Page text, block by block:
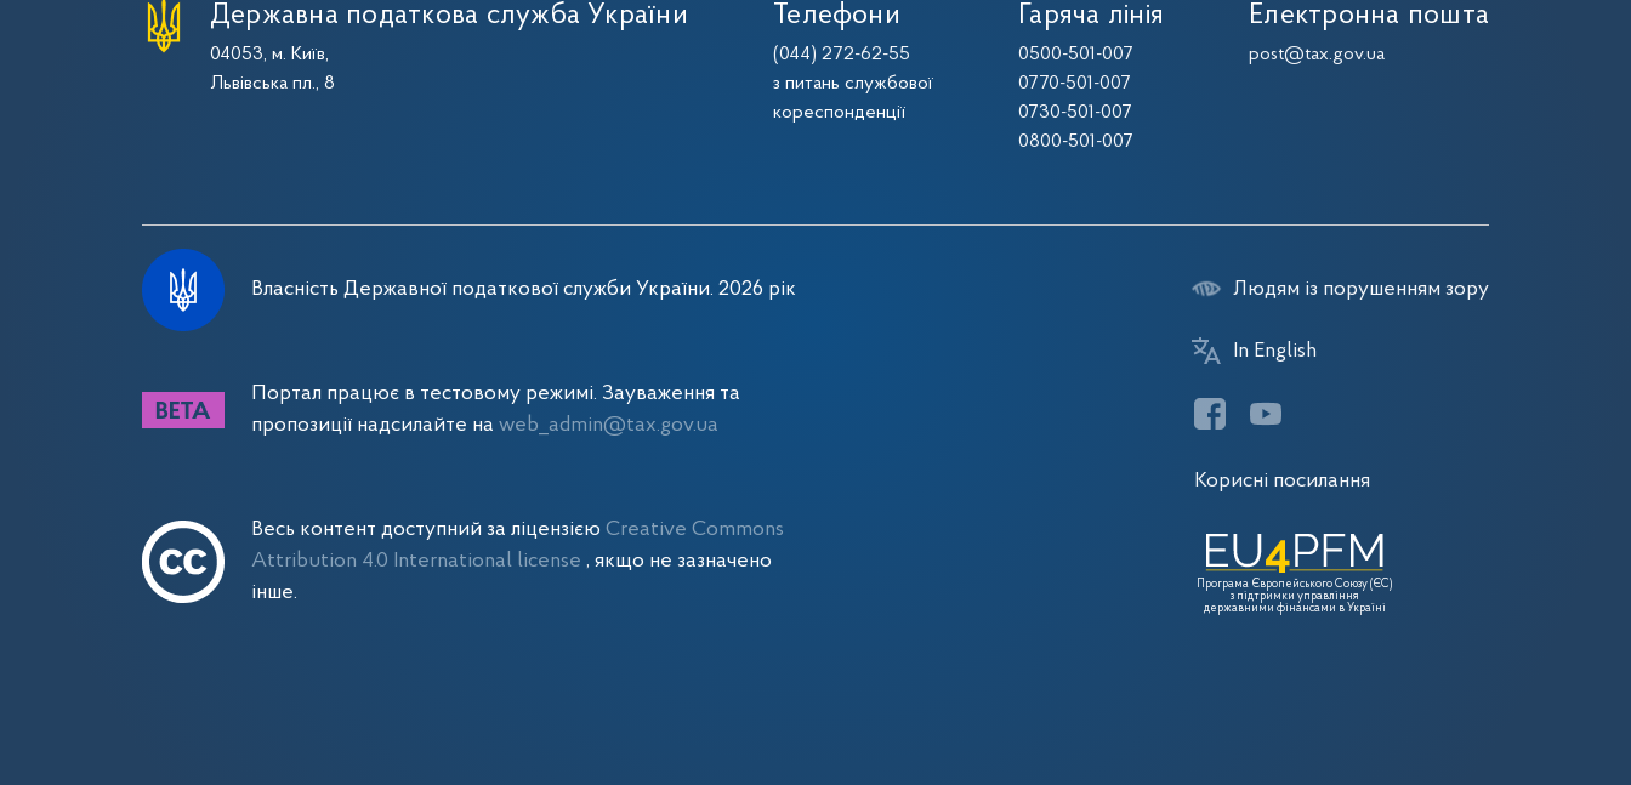
Державна податкова служба України
04053, м. Київ,
Львівська пл., 8
Телефони
(044) 272-62-55
з питань службової
кореспонденції
Гаряча лінія
0500-501-007
0770-501-007
0730-501-007
0800-501-007
Електронна пошта
post@tax.gov.ua
Власність Державної податкової служби України. 2026 рік
Портал працює в тестовому режимі. Зауваження та
пропозиції надсилайте на web_admin@tax.gov.ua
Весь контент доступний за ліцензією Creative Commons
Attribution 4.0 International license , якщо не зазначено
інше.
Людям із порушенням зору
In English
Корисні посилання
Програма Європейського Союзу (ЄС)
з підтримки управління
державними фінансами в Україні